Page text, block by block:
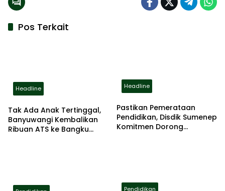
Pos Terkait
Headline
Tak Ada Anak Tertinggal,
Banyuwangi Kembalikan
Ribuan ATS ke Bangku
Headline
Pastikan Pemerataan
Pendidikan, Disdik Sumenep
Komitmen Dorong
Pendidikan